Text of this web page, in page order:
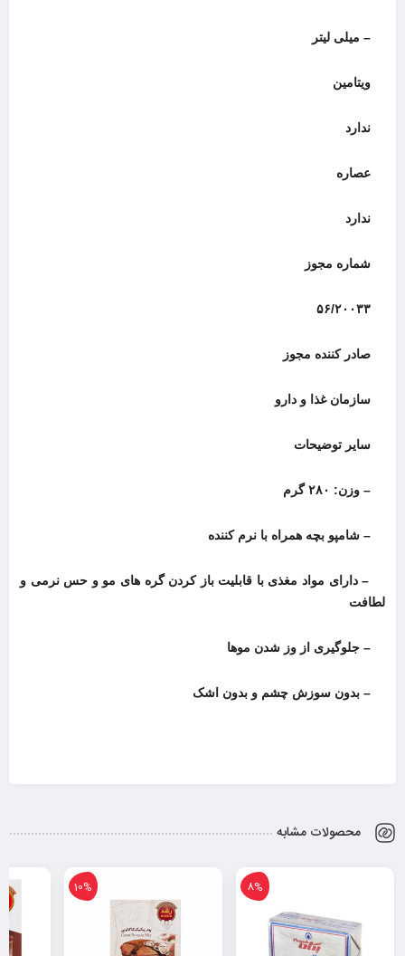
– میلی لیتر
ویتامین
ندارد
عصاره
ندارد
شماره مجوز
صادر کننده مجوز
سازمان غذا و دارو
سایر توضیحات
– وزن: ۲۸۰ گرم
– شامپو بچه همراه با نرم کننده
– دارای مواد مغذی با قابلیت باز کردن گره های مو و حس نرمی و
لطافت
– جلوگیری از وز شدن موها
– بدون سوزش چشم و بدون اشک
محصولات مشابه
8%
10%